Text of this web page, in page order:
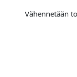
Vähennetään